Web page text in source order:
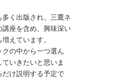
く出版され、三鷹ネ
講座を含め、興味深い
えています。
の中から一つ選ん
いきたいと思いま
け説明する予定で